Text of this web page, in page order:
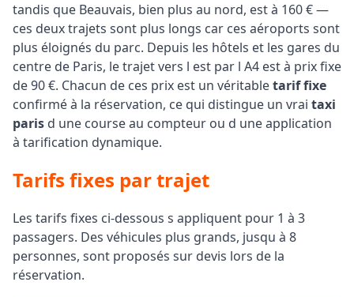
tandis que Beauvais, bien plus au nord, est à 160 € —
ces deux trajets sont plus longs car ces aéroports sont
plus éloignés du parc. Depuis les hôtels et les gares du
centre de Paris, le trajet vers l est par l A4 est à prix fixe
de 90 €. Chacun de ces prix est un véritabletarif fixe
confirmé à la réservation, ce qui distingue un vrai taxi
paris d une course au compteur ou d une application
à tarification dynamique.
Tarifs fixes par trajet
Les tarifs fixes ci-dessous s appliquent pour 1 à 3
passagers. Des véhicules plus grands, jusqu à 8
personnes, sont proposés sur devis lors de la
réservation.